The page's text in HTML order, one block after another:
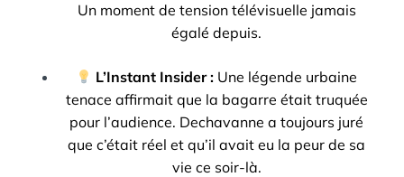
Un moment de tension télévisuelle jamais
égalé depuis.
L’Instant Insider : Une légende urbaine
tenace affirmait que la bagarre était truquée
pour l’audience. Dechavanne a toujours juré
que c’était réel et qu’il avait eu la peur de sa
vie ce soir-là.